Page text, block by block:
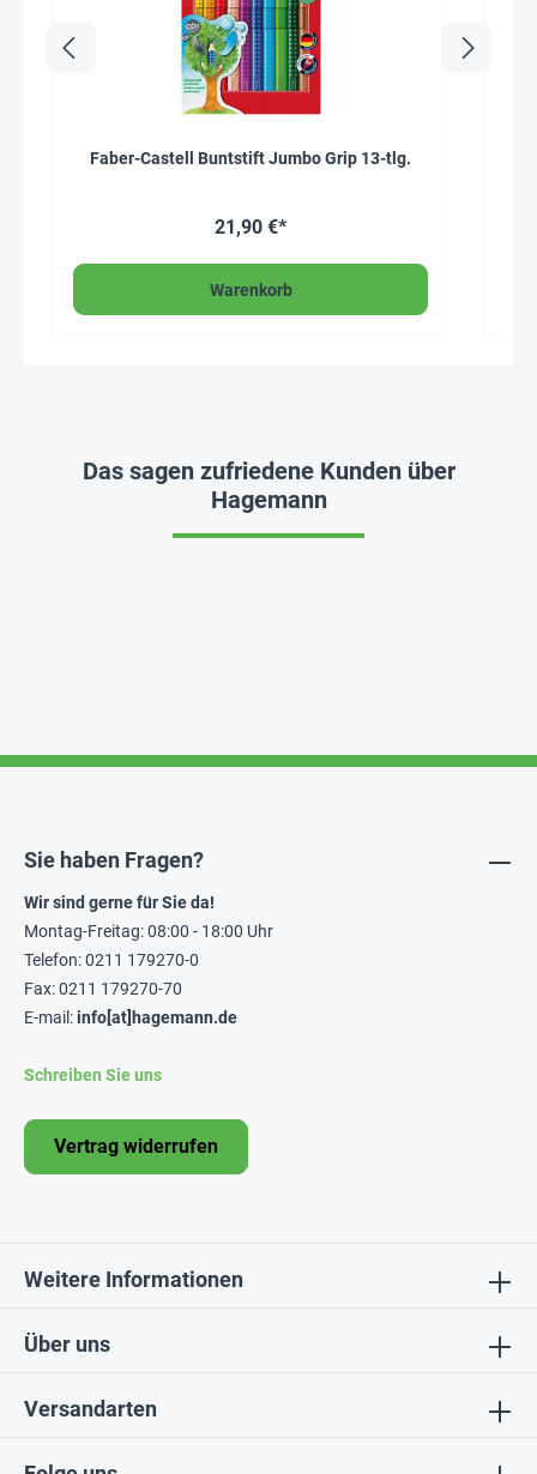
Faber-Castell Buntstift Jumbo Grip 13-tlg.
21,90 €*
Warenkorb
Das sagen zufriedene Kunden über
Hagemann
Über uns
Sie haben Fragen?
Wir sind gerne für Sie da!
Montag-Freitag: 08:00 - 18:00 Uhr
Telefon: 0211 179270-0
Fax: 0211 179270-70
E-mail:info[at]hagemann.de
Schreiben Sie uns
Vertrag widerrufen
Weitere Informationen
Versandarten